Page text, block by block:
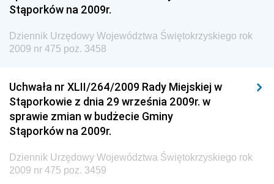
Dziennik Urzędowy Ministerstwa Administracji i
Gospodarki Przestrzennej
Dziennik Urzędowy Unii Europejskiej, L
Dziennik Urzędowy Ministerstwa Przemysłu
Chemicznego i Lekkiego
Dziennik Urzędowy Ministerstwa Rolnictwa i
Gospodarki Żywnościowej
Dziennik Urzędowy Ministra Rodziny, Pracy i Polityki
Społecznej
Stąporków na 2009r.
Dziennik Urzędowy Województwa Świętokrzyskiego rok
2009 nr 475 poz. 3458
Uchwała nr XLII/264/2009 Rady Miejskiej w
Stąporkowie z dnia 29 września 2009r. w
sprawie zmian w budżecie Gminy
Stąporków na 2009r.
Dziennik Urzędowy Województwa Świętokrzyskiego rok
2009 nr 475 poz. 3459